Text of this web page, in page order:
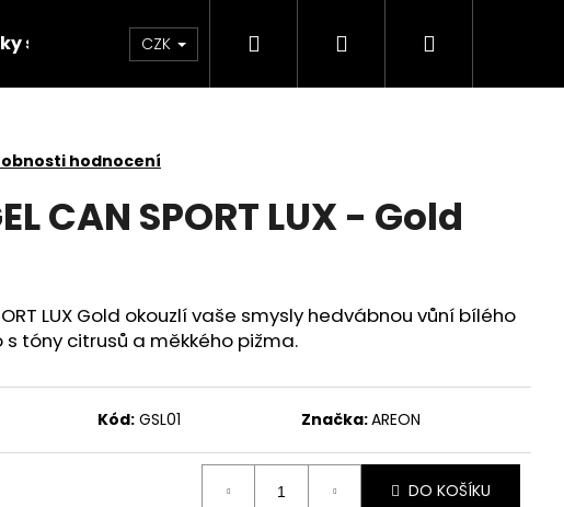
s LED světlem Zdraví Výprodej skladových
CZK Hledat PřihlášeníNákupní
hodnocení
CAN SPORT LUX - Gold
LUX Gold okouzlí vaše smysly hedvábnou vůní bílého
tóny citrusů a měkkého pižma.
Kód: GSL01 Značka:AREON
DO KOŠÍKU
PITÍ SKLENĚNÁ V OCHRANNÉM
1000ML